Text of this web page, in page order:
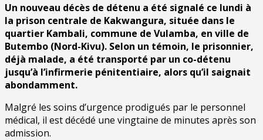
Un nouveau décès de détenu a été signalé ce lundi à
la prison centrale de Kakwangura, située dans le
quartier Kambali, commune de Vulamba, en ville de
Butembo (Nord-Kivu). Selon un témoin, le prisonnier,
déjà malade, a été transporté par un co-détenu
jusqu’à l’infirmerie pénitentiaire, alors qu’il saignait
abondamment.
Malgré les soins d’urgence prodigués par le personnel
médical, il est décédé une vingtaine de minutes après son
admission.